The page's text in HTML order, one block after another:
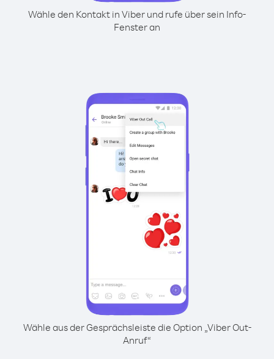
Wähle den Kontakt in Viber und rufe über sein Info-
Fenster an
Wähle aus der Gesprächsleiste die Option „Viber Out-
Anruf“